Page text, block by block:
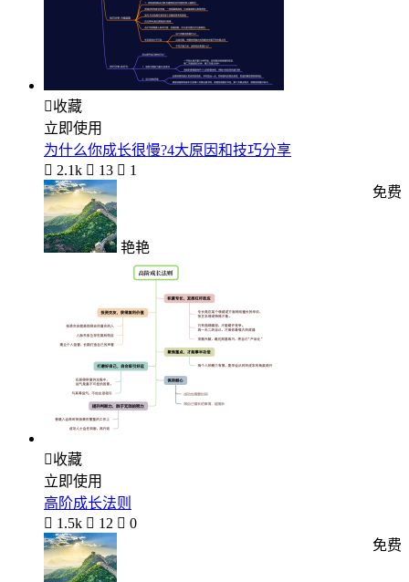
收藏
立即使用
为什么你成长很慢?4大原因和技巧分享
 2.1k  13  1
艳艳
免费
收藏
立即使用
高阶成长法则
 1.5k  12  0
免费